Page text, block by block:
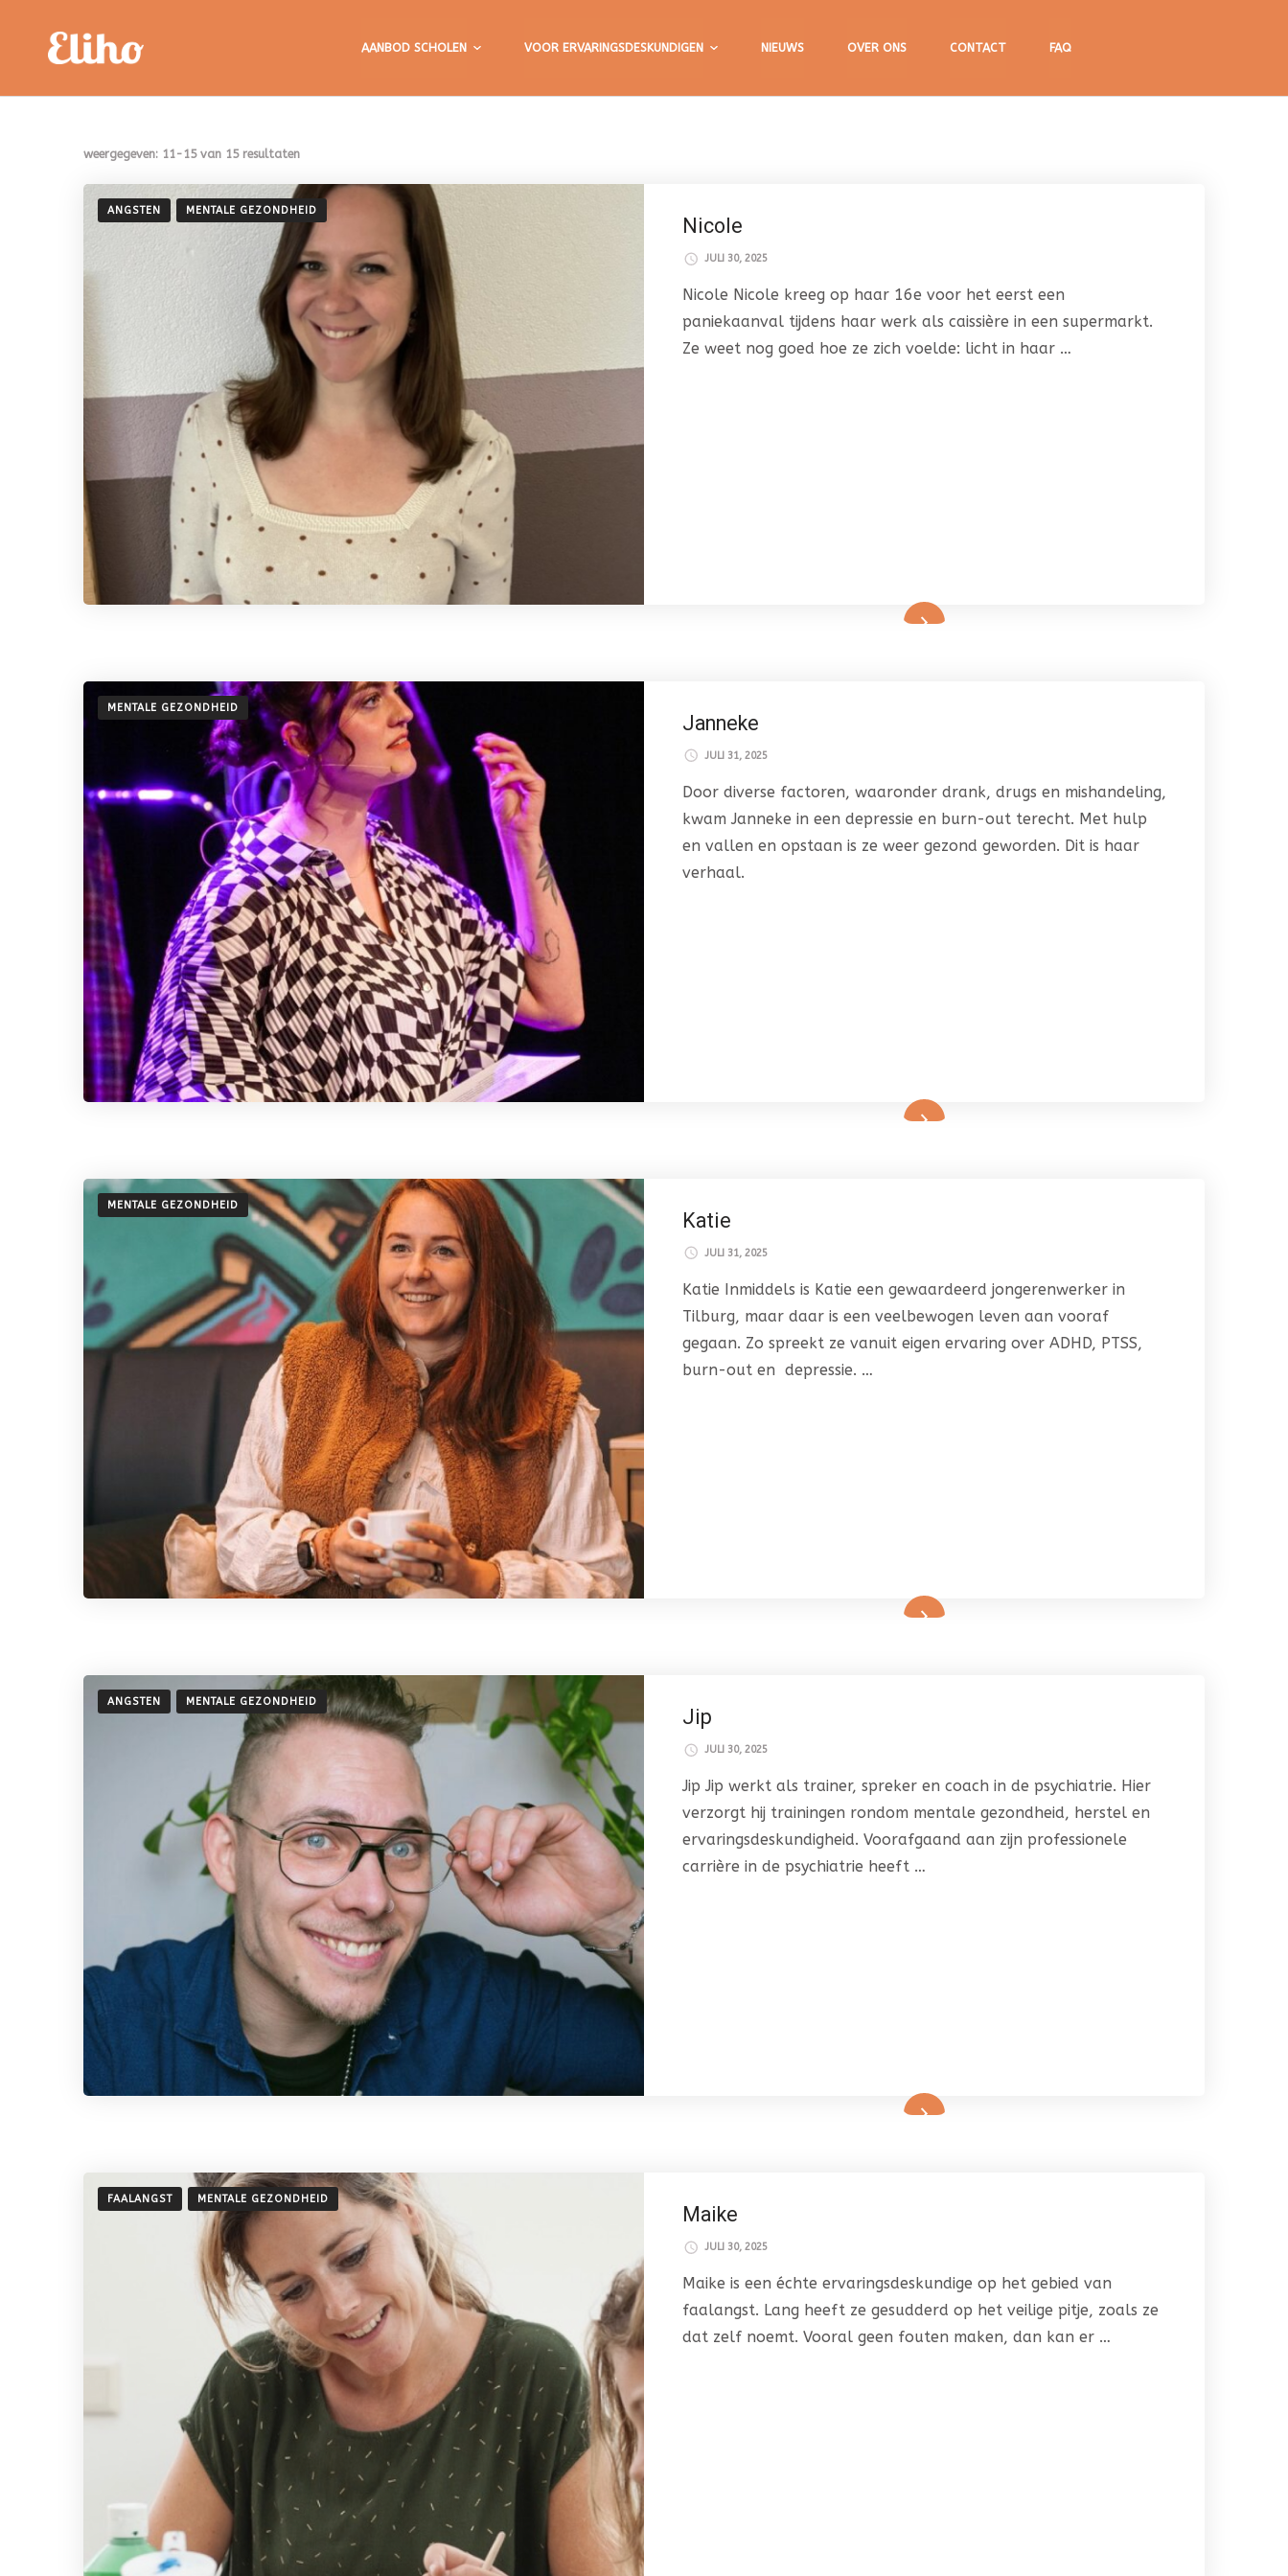
Eliho AANBOD SCHOLEN VOOR ERVARINGSDESKUNDIGEN NIEUWS OVER ONS CONTACT FAQ
weergegeven: 11-15 van 15 resultaten
ANGSTEN MENTALE GEZONDHEID
Nicole
JULI 30, 2025
Nicole Nicole kreeg op haar 16e voor het eerst een
paniekaanval tijdens haar werk als caissière in een supermarkt.
Ze weet nog goed hoe ze zich voelde: licht in haar …
MENTALE GEZONDHEID
Janneke
JULI 31, 2025
Door diverse factoren, waaronder drank, drugs en mishandeling,
kwam Janneke in een depressie en burn-out terecht. Met hulp
en vallen en opstaan is ze weer gezond geworden. Dit is haar
verhaal.
MENTALE GEZONDHEID
Katie
JULI 31, 2025
Katie Inmiddels is Katie een gewaardeerd jongerenwerker in
Tilburg, maar daar is een veelbewogen leven aan vooraf
gegaan. Zo spreekt ze vanuit eigen ervaring over ADHD, PTSS,
burn-out en depressie. …
ANGSTEN MENTALE GEZONDHEID
Jip
JULI 30, 2025
Jip Jip werkt als trainer, spreker en coach in de psychiatrie. Hier
verzorgt hij trainingen rondom mentale gezondheid, herstel en
ervaringsdeskundigheid. Voorafgaand aan zijn professionele
carrière in de psychiatrie heeft …
FAALANGST MENTALE GEZONDHEID
Maike
JULI 30, 2025
Maike is een échte ervaringsdeskundige op het gebied van
faalangst. Lang heeft ze gesudderd op het veilige pitje, zoals ze
dat zelf noemt. Vooral geen fouten maken, dan kan er …